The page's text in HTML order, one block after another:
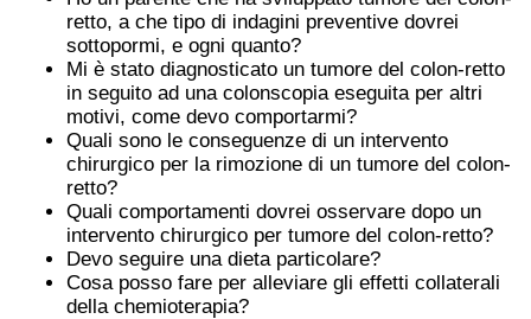
retto, a che tipo di indagini preventive dovrei
sottopormi, e ogni quanto?
Mi è stato diagnosticato un tumore del colon-retto
in seguito ad una colonscopia eseguita per altri
motivi, come devo comportarmi?
Quali sono le conseguenze di un intervento
chirurgico per la rimozione di un tumore del colon-
retto?
Quali comportamenti dovrei osservare dopo un
intervento chirurgico per tumore del colon-retto?
Devo seguire una dieta particolare?
Cosa posso fare per alleviare gli effetti collaterali
della chemioterapia?